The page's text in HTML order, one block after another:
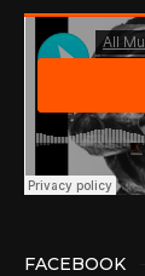
FACEBOOK